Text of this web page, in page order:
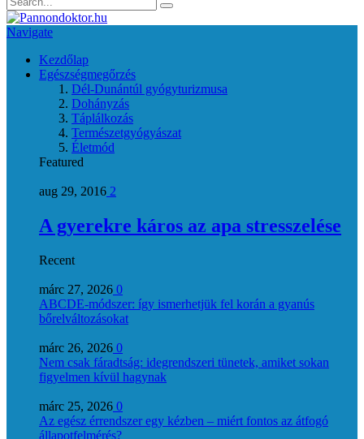
Navigate
Kezdőlap
Egészségmegőrzés
Dél-Dunántúl gyógyturizmusa
Dohányzás
Táplálkozás
Természetgyógyászat
Életmód
Featured
aug 29, 2016 2
A gyerekre káros az apa stresszelése
Recent
márc 27, 2026 0
ABCDE‑módszer: így ismerhetjük fel korán a gyanús
bőrelváltozásokat
márc 26, 2026 0
Nem csak fáradtság: idegrendszeri tünetek, amiket sokan
figyelmen kívül hagynak
márc 25, 2026 0
Az egész érrendszer egy kézben – miért fontos az átfogó
állapotfelmérés?